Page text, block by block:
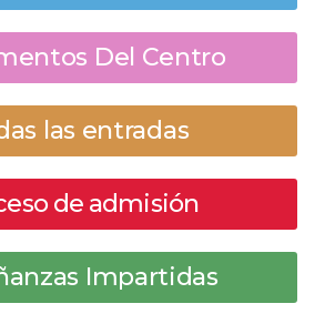
Del Centro
las entradas
de admisión
Impartidas